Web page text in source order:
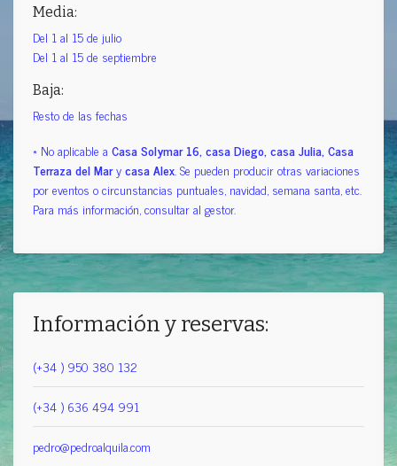
Media:
Del 1 al 15 de julio
Del 1 al 15 de septiembre
Baja:
Resto de las fechas
* No aplicable a Casa Solymar 16, casa Diego, casa Julia, Casa
Terraza del Marycasa Alex. Se pueden producir otras variaciones
por eventos o circunstancias puntuales, navidad, semana santa, etc.
Para más información, consultar al gestor.
Información y reservas:
(+34 ) 950 380 132
(+34 ) 636 494 991
pedro@pedroalquila.com